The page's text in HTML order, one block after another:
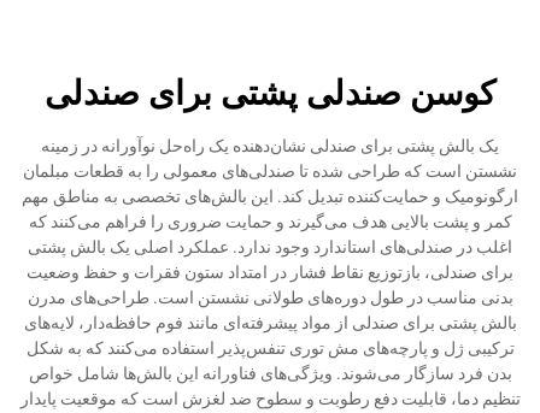
کوسن صندلی پشتی برای صندلی
یک بالش پشتی برای صندلی نشان‌دهنده یک راه‌حل نوآورانه در زمینه
نشستن است که طراحی شده تا صندلی‌های معمولی را به قطعات مبلمان
ارگونومیک و حمایت‌کننده تبدیل کند. این بالش‌های تخصصی به مناطق مهم
کمر و پشت بالایی هدف می‌گیرند و حمایت ضروری را فراهم می‌کنند که
اغلب در صندلی‌های استاندارد وجود ندارد. عملکرد اصلی یک بالش پشتی
برای صندلی، بازتوزیع نقاط فشار در امتداد ستون فقرات و حفظ وضعیت
بدنی مناسب در طول دوره‌های طولانی نشستن است. طراحی‌های مدرن
بالش پشتی برای صندلی از مواد پیشرفته‌ای مانند فوم حافظه‌دار، لایه‌های
ترکیبی ژل و پارچه‌های مش توری تنفس‌پذیر استفاده می‌کنند که به شکل
بدن فرد سازگار می‌شوند. ویژگی‌های فناورانه این بالش‌ها شامل خواص
تنظیم دما، قابلیت دفع رطوبت و سطوح ضد لغزش است که موقعیت پایدار